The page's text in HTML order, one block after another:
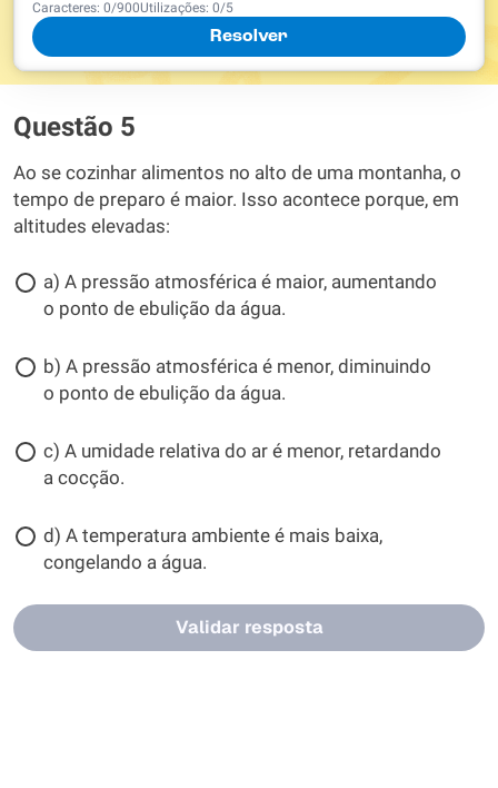
Caracteres: 0/900Utilizações: 0/5
Resolver
Questão 5
Ao se cozinhar alimentos no alto de uma montanha, o
tempo de preparo é maior. Isso acontece porque, em
altitudes elevadas:
a) A pressão atmosférica é maior, aumentando
o ponto de ebulição da água.
b) A pressão atmosférica é menor, diminuindo
o ponto de ebulição da água.
c) A umidade relativa do ar é menor, retardando
a cocção.
d) A temperatura ambiente é mais baixa,
congelando a água.
Validar resposta